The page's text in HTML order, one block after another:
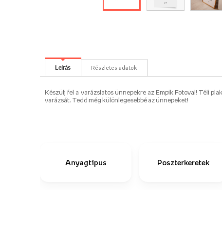
Leírás Részletes adatok
Készülj fel a varázslatos ünnepekre az Empik Fotoval! Téli
varázsát. Tedd még különlegesebbé az ünnepeket!
Anyagtípus Poszterkeretek